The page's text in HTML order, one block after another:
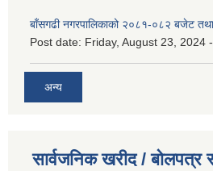
बाँसगढी नगरपालिकाको २०८१-०८२ बजेट
Post date: Friday, August 23, 2024
अन्य
सार्वजनिक खरीद / बोलपत्र